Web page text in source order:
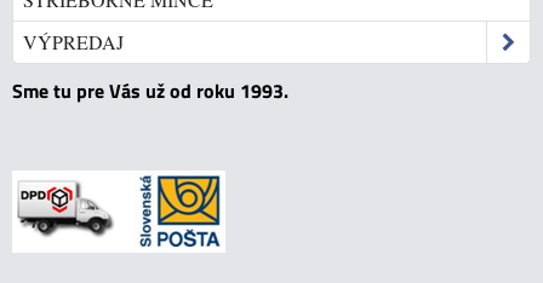
VÝPREDAJ
Sme tu pre Vás už od roku 1993.